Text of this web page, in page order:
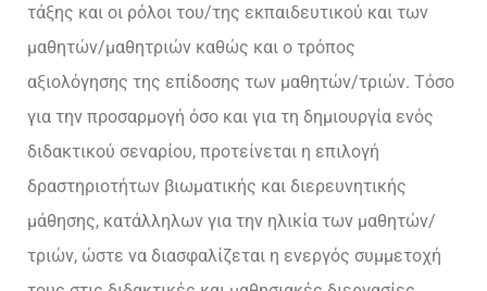
τάξης και οι ρόλοι του/της εκπαιδευτικού και των
μαθητών/μαθητριών καθώς και ο τρόπος
αξιολόγησης της επίδοσης των μαθητών/τριών. Τόσο
για την προσαρμογή όσο και για τη δημιουργία ενός
διδακτικού σεναρίου, προτείνεται η επιλογή
δραστηριοτήτων βιωματικής και διερευνητικής
μάθησης, κατάλληλων για την ηλικία των μαθητών/
τριών, ώστε να διασφαλίζεται η ενεργός συμμετοχή